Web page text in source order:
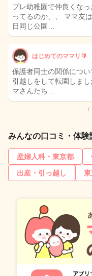
プレ幼稚園で仲良くな
ってるのか、、 ママ友
日同じ公園…
はじめてのママリ🔰
保護者同士の関係につ
引越しをして転園しま
マさんたち…
みんなの口コミ・体
産婦人科・東京都
出産・引っ越し